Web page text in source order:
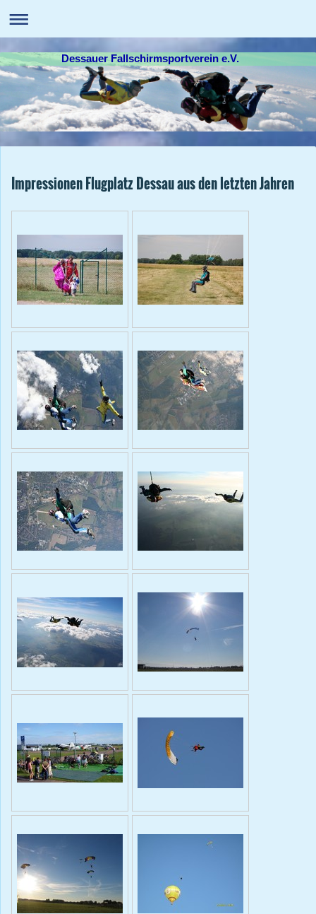
Dessauer Fallschirmsportverein e.V.
Impressionen Flugplatz Dessau aus den letzten Jahren